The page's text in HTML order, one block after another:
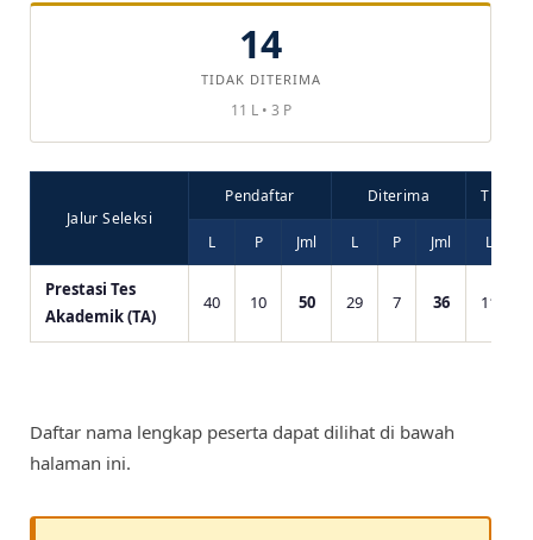
14
TIDAK DITERIMA
11 L • 3 P
Jalur Seleksi
Pendaftar Diterima Tidak
L P Jml L P Jml L
Prestasi Tes
Akademik (TA)
40 10 50 29 7 36 11
Daftar nama lengkap peserta dapat dilihat di bawah
halaman ini.